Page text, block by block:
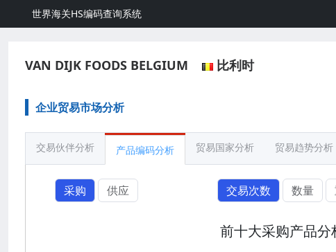
世界海关HS编码查询系统
VAN DIJK FOODS BELGIUM 比利时
企业贸易市场分析
交易伙伴分析 产品编码分析 贸易国家分析 贸易趋势分析
采购 供应 交易次数 数量
前十大采购产品分